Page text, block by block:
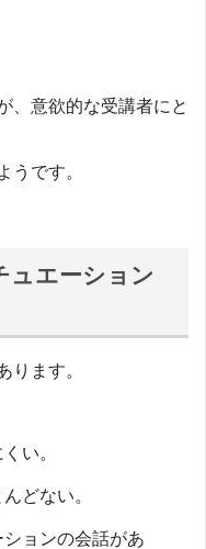
、意欲的な受講者にと
うです。
ュエーション
ります。
い。
どない。
ョンの会話があ